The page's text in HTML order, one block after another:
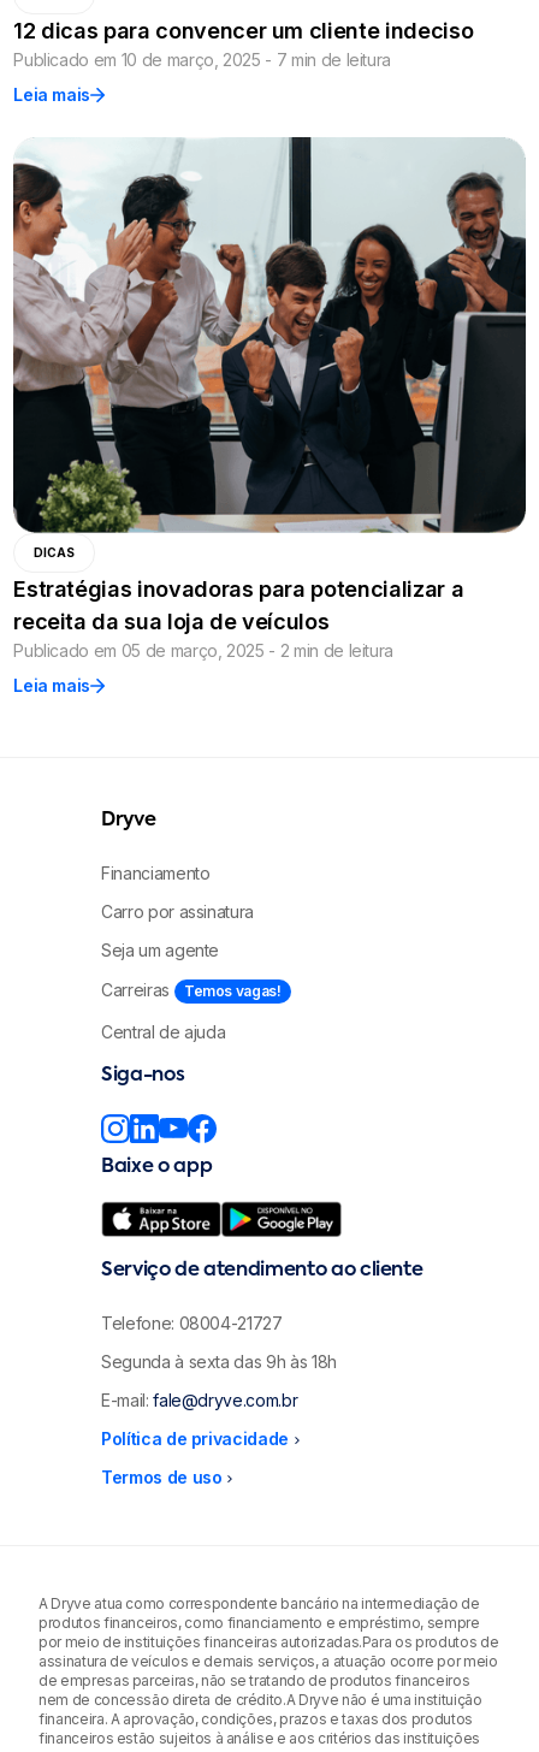
12 dicas para convencer um cliente indeciso
Publicado em 10 de março, 2025 - 7 min de leitura
Leia mais
DICAS
Estratégias inovadoras para potencializar a
receita da sua loja de veículos
Publicado em 05 de março, 2025 - 2 min de leitura
Leia mais
Dryve
Financiamento
Carro por assinatura
Seja um agente
Carreiras
Temos vagas!
Central de ajuda
Siga-nos
Baixe o app
Serviço de atendimento ao cliente
Telefone: 08004-21727
Segunda à sexta das 9h às 18h
E-mail:fale@dryve.com.br
Política de privacidade menu_right
Termos de uso menu_right
A Dryve atua como correspondente bancário na intermediação de
produtos financeiros, como financiamento e empréstimo, sempre
por meio de instituições financeiras autorizadas.Para os produtos de
assinatura de veículos e demais serviços, a atuação ocorre por meio
de empresas parceiras, não se tratando de produtos financeiros
nem de concessão direta de crédito.A Dryve não é uma instituição
financeira. A aprovação, condições, prazos e taxas dos produtos
financeiros estão sujeitos à análise e aos critérios das instituições